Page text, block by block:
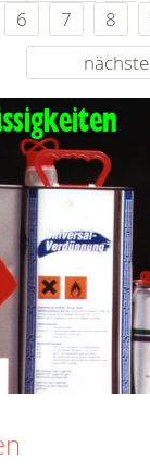
6
7 8
nächste